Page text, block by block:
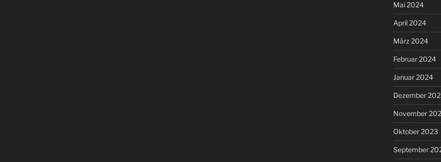
Mai 2024
April 2024
März 2024
Februar 2024
Januar 2024
Dezember
November
Oktober 2023
September